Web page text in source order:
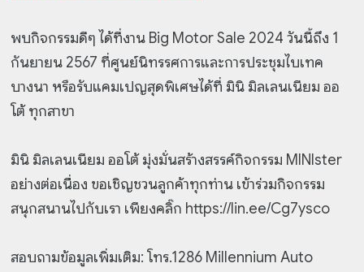
พบกิจกรรมดีๆ ได้ที่งาน Big Motor Sale 2024 วันนี้ถึง 1
กันยายน 2567 ที่ศูนย์นิทรรศการและการประชุมไบเทค
บางนา หรือรับแคมเปญสุดพิเศษได้ที่ มินิ มิลเลนเนียม ออ
โต้ ทุกสาขา
มินิ มิลเลนเนียม ออโต้ มุ่งมั่นสร้างสรรค์กิจกรรม MINIster
อย่างต่อเนื่อง ขอเชิญชวนลูกค้าทุกท่าน เข้าร่วมกิจกรรม
สนุกสนานไปกับเรา เพียงคลิ๊ก https://lin.ee/Cg7ysco
สอบถามข้อมูลเพิ่มเติม: โทร.1286 Millennium Auto